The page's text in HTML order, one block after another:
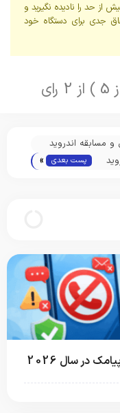
از حد را نادیده نگیرید و
جدی برای دستگاه خود
مسابقه اندروید
پست بعدی »
در سال 2026